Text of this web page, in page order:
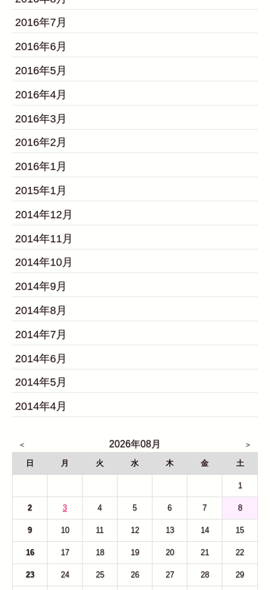
2016年7月
2016年6月
2016年5月
2016年4月
2016年3月
2016年2月
2016年1月
2015年1月
2014年12月
2014年11月
2014年10月
2014年9月
2014年8月
2014年7月
2014年6月
2014年5月
2014年4月
2026年08月
日 月 火 水 木 金 土
1
2 3 4 5 6 7 8
9 10 11 12 13 14 15
16 17 18 19 20 21 22
23 24 25 26 27 28 29